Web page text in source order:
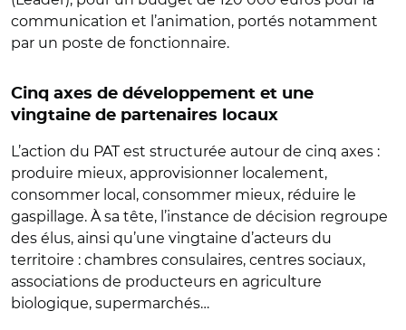
communication et l’animation, portés notamment
par un poste de fonctionnaire.
Cinq axes de développement et une
vingtaine de partenaires locaux
L’action du PAT est structurée autour de cinq axes :
produire mieux, approvisionner localement,
consommer local, consommer mieux, réduire le
gaspillage. À sa tête, l’instance de décision regroupe
des élus, ainsi qu’une vingtaine d’acteurs du
territoire : chambres consulaires, centres sociaux,
associations de producteurs en agriculture
biologique, supermarchés…